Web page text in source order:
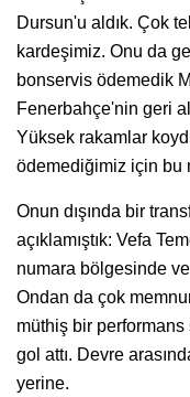
Dursun'u aldık. Çok
kardeşimiz. Onu da
bonservis ödemedik
Fenerbahçe'nin geri
Yüksek rakamlar
ödemediğimiz için bu
Onun dışında bir
açıklamıştık: Vefa
numara bölgesinde
Ondan da çok
müthiş bir performans
gol attı. Devre
yerine.